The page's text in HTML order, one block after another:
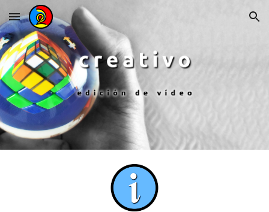
Skip to main content Skip to navigation